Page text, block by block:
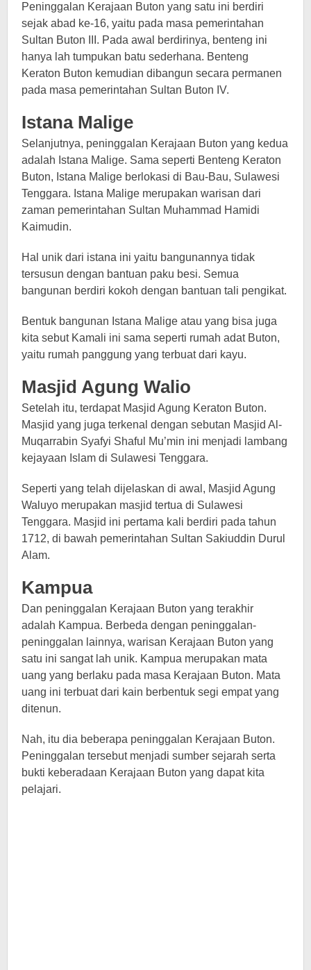
Peninggalan Kerajaan Buton yang satu ini berdiri
sejak abad ke-16, yaitu pada masa pemerintahan
Sultan Buton III. Pada awal berdirinya, benteng ini
hanya lah tumpukan batu sederhana. Benteng
Keraton Buton kemudian dibangun secara permanen
pada masa pemerintahan Sultan Buton IV.
Istana Malige
Selanjutnya, peninggalan Kerajaan Buton yang kedua
adalah Istana Malige. Sama seperti Benteng Keraton
Buton, Istana Malige berlokasi di Bau-Bau, Sulawesi
Tenggara. Istana Malige merupakan warisan dari
zaman pemerintahan Sultan Muhammad Hamidi
Kaimudin.
Hal unik dari istana ini yaitu bangunannya tidak
tersusun dengan bantuan paku besi. Semua
bangunan berdiri kokoh dengan bantuan tali pengikat.
Bentuk bangunan Istana Malige atau yang bisa juga
kita sebut Kamali ini sama seperti rumah adat Buton,
yaitu rumah panggung yang terbuat dari kayu.
Masjid Agung Walio
Setelah itu, terdapat Masjid Agung Keraton Buton.
Masjid yang juga terkenal dengan sebutan Masjid Al-
Muqarrabin Syafyi Shaful Mu’min ini menjadi lambang
kejayaan Islam di Sulawesi Tenggara.
Seperti yang telah dijelaskan di awal, Masjid Agung
Waluyo merupakan masjid tertua di Sulawesi
Tenggara. Masjid ini pertama kali berdiri pada tahun
1712, di bawah pemerintahan Sultan Sakiuddin Durul
Alam.
Kampua
Dan peninggalan Kerajaan Buton yang terakhir
adalah Kampua. Berbeda dengan peninggalan-
peninggalan lainnya, warisan Kerajaan Buton yang
satu ini sangat lah unik. Kampua merupakan mata
uang yang berlaku pada masa Kerajaan Buton. Mata
uang ini terbuat dari kain berbentuk segi empat yang
ditenun.
Nah, itu dia beberapa peninggalan Kerajaan Buton.
Peninggalan tersebut menjadi sumber sejarah serta
bukti keberadaan Kerajaan Buton yang dapat kita
pelajari.